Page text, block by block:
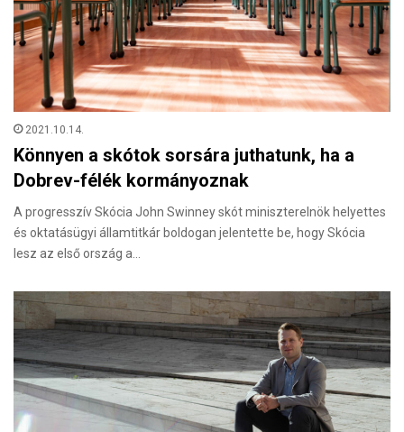
2021.10.14.
Könnyen a skótok sorsára juthatunk, ha a
Dobrev-félék kormányoznak
A progresszív Skócia John Swinney skót miniszterelnök helyettes
és oktatásügyi államtitkár boldogan jelentette be, hogy Skócia
lesz az első ország a…